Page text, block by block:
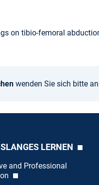
on tibio-femoral
wenden Sie sich bitte an
LERNEN
and Professional